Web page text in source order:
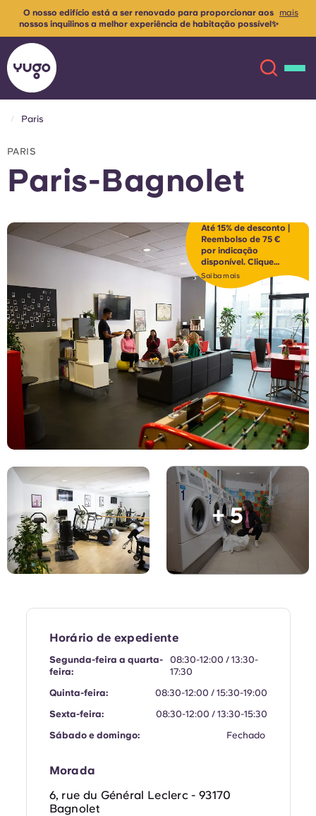
Sobre
Localizações
Conta Língua
English (GB)
English (US)
Chinese
Español
Català
Deutsch
French
Portuguese
Selecione um país
Selecione uma cidade
Selecione uma residência
Reservar agora
English (US)
Chinese Español
Català Deutsch
Italian French
Portuguese
Paris
O nosso edifício está a ser renovado para proporcionar aos
nossos inquilinos a melhor experiência de habitação possível✨
Contacte-nos para mais informações
mais
PARIS
Paris-Bagnolet
Até 15% de desconto |
Reembolso de 75 €
por indicação
disponível. Clique
para descobrir
Saiba mais
+ 5
Horário de expediente
Segunda-feira a quarta-
feira:
08:30-12:00 / 13:30-
17:30
Quinta-feira:
08:30-12:00 / 15:30-19:00
Sexta-feira:
08:30-12:00 / 13:30-15:30
Sábado e domingo:
Fechado
Morada
6, rue du Général Leclerc - 93170
Bagnolet